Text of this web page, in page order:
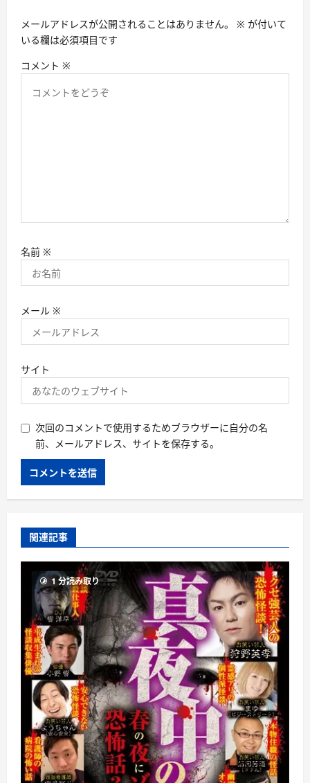
ン
メールアドレスが公開されることはありません。 ※ が付いて
いる欄は必須項目です
コメント ※
名前 ※
メール ※
サイト
次回のコメントで使用するためブラウザーに自分の名
前、メールアドレス、サイトを保存する。
関連記事
1 分読み取り